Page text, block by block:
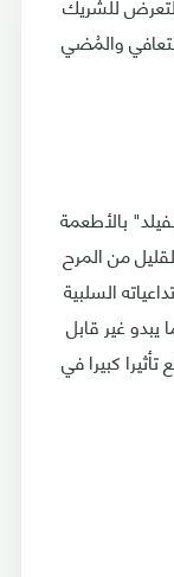
والمُضي
بالأطعمة
من المرح
السلبية
غير قابل
كبيرا في